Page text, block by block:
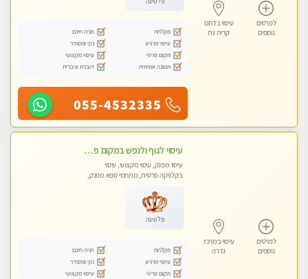
לפרטים
נוספים
עיסוי בדרום
קרית גת
מקלחת
חניה חינם
עיסוי מרגיע
נקי ומסודר
מקום פרטי
עיסוי מקצועי
תמונה אמיתית
דוברת עיברית
055-4532335
לפרטים
נוספים
עיסוי במרכז
גדרה
עיסוי לגוף ולנפש במקום פרטי ואיכותי
עיסוי מפנק, עיסוי מקצועי, עיסוי
בקלניקה פרטית, מתחמי ספא מפנק,
פלטינה
מקלחת
חניה חינם
עיסוי מרגיע
נקי ומסודר
מקום פרטי
עיסוי מקצועי